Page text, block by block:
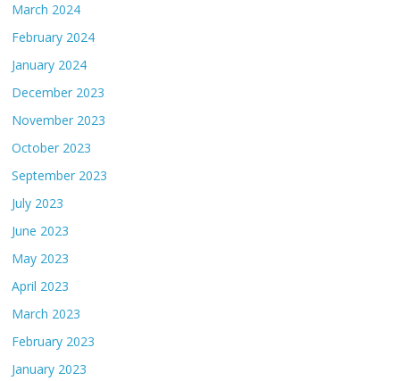
March 2024
February 2024
January 2024
December 2023
November 2023
October 2023
September 2023
July 2023
June 2023
May 2023
April 2023
March 2023
February 2023
January 2023